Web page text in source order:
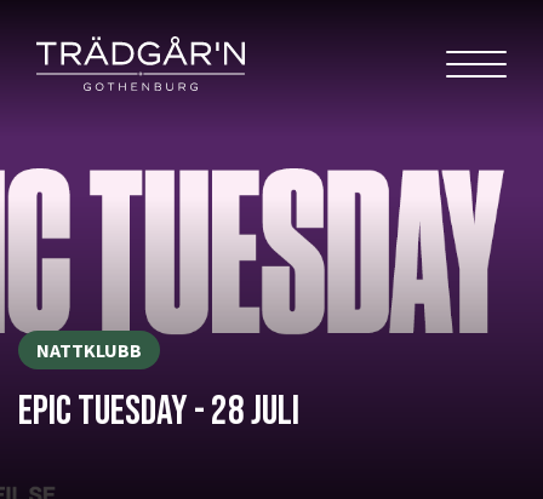
NATTKLUBB
EPIC TUESDAY - 28 JULI